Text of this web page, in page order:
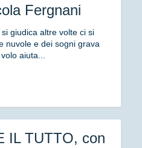
Fergnani
giudica altre volte ci si
nuvole e dei sogni grava
aiuta...
IL TUTTO, con